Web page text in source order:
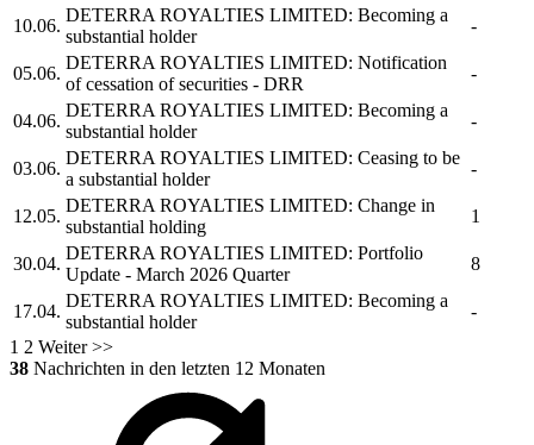
10.06.
DETERRA ROYALTIES LIMITED: Becoming a
substantial holder
-
05.06.
DETERRA ROYALTIES LIMITED: Notification
of cessation of securities - DRR
-
04.06.
DETERRA ROYALTIES LIMITED: Becoming a
substantial holder
-
03.06.
DETERRA ROYALTIES LIMITED: Ceasing to be
a substantial holder
-
12.05.
DETERRA ROYALTIES LIMITED: Change in
substantial holding
1
30.04.
DETERRA ROYALTIES LIMITED: Portfolio
Update - March 2026 Quarter
8
17.04.
DETERRA ROYALTIES LIMITED: Becoming a
substantial holder
-
1 2 Weiter >>
38 Nachrichten in den letzten 12 Monaten